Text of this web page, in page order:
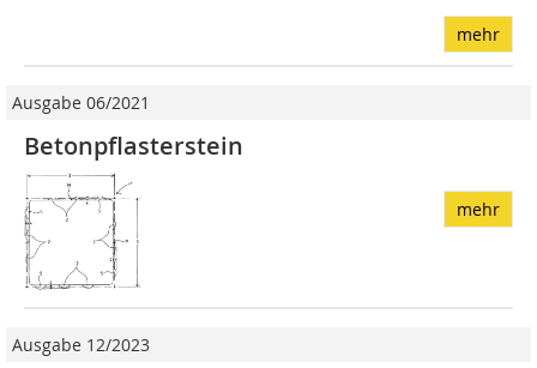
mehr
Ausgabe 06/2021
Betonpflasterstein
mehr
Ausgabe 12/2023